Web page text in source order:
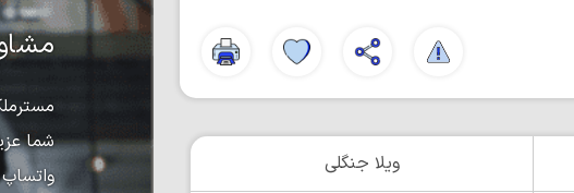
ویلا جنگلی
شما
واتساپ